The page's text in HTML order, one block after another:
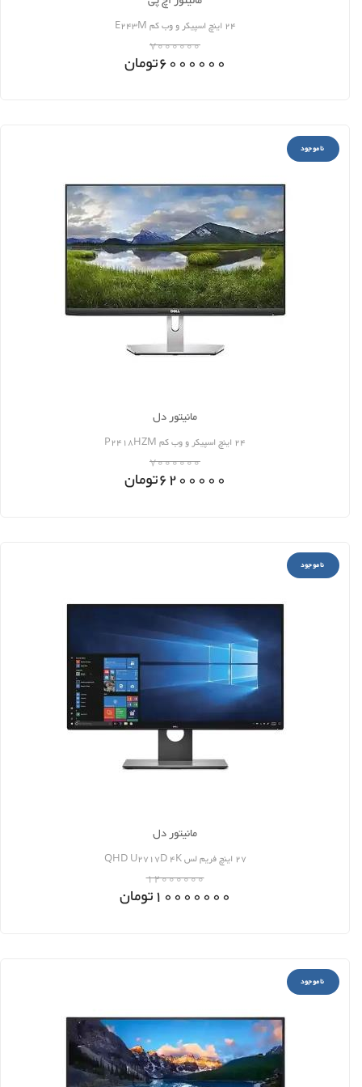
24 اینچ اسپیکر و وب کم E243M
7000000
6000000تومان
ناموجود
مانیتور دل
24 اینچ اسپیکر و وب کم P2418HZM
7000000
6200000تومان
ناموجود
مانیتور دل
27 اینچ فریم لس QHD U2717D 4K
12000000
10000000تومان
ناموجود